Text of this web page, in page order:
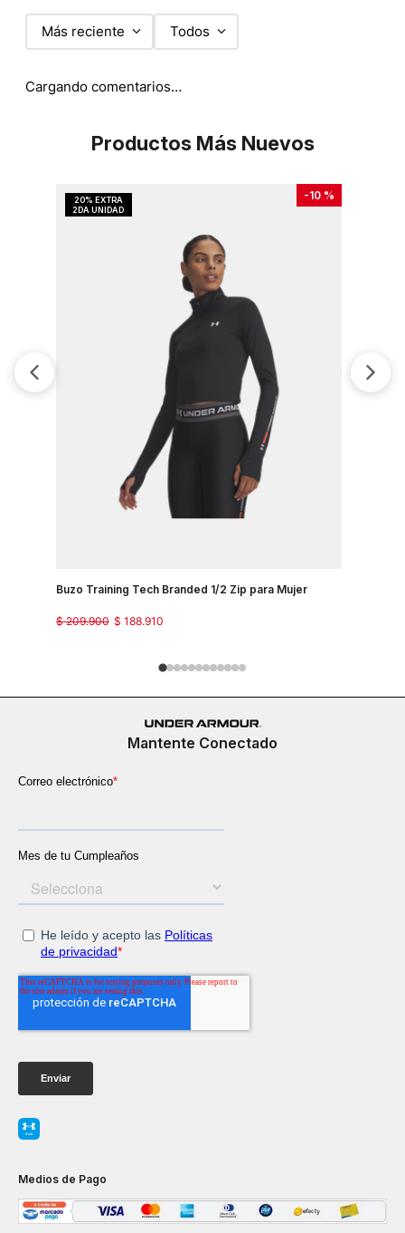
Más reciente Todos
Cargando comentarios…
Productos Más Nuevos
-10 %
Buzo Training Tech Branded 1/2 Zip para Mujer
$ 188.910
$ 209.900
Mantente Conectado
Medios de Pago